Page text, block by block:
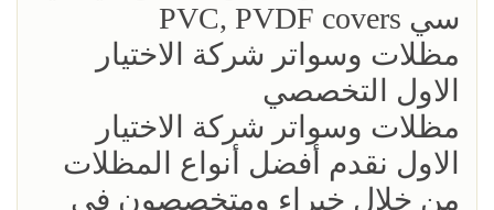
سي PVC, PVDF covers
مظلات وسواتر شركة الاختيار
الاول التخصصي
مظلات وسواتر شركة الاختيار
الاول نقدم أفضل أنواع المظلات
من خلال خبراء ومتخصصون في